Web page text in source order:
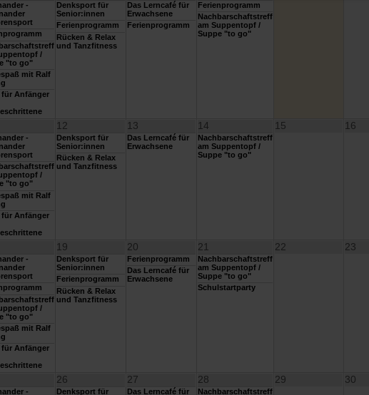
-
/
"to go"
mit Ralf
für Anfänger
Denksport für
Senior:innen
Ferienprogramm
Rücken & Relax
und Tanzfitness
Das Lerncafé für
Erwachsene
Ferienprogramm
Ferienprogramm
Nachbarschaftstreff
am Suppentopf /
Suppe "to go"
-
/
"to go"
mit Ralf
für Anfänger
12
Denksport für
Senior:innen
Rücken & Relax
und Tanzfitness
13
Das Lerncafé für
Erwachsene
14
Nachbarschaftstreff
am Suppentopf /
Suppe "to go"
15 16
-
/
"to go"
mit Ralf
für Anfänger
19
Denksport für
Senior:innen
Ferienprogramm
Rücken & Relax
und Tanzfitness
20
Ferienprogramm
Das Lerncafé für
Erwachsene
21
Nachbarschaftstreff
am Suppentopf /
Suppe "to go"
Schulstartparty
22 23
-
26
Denksport für
27
Das Lerncafé für
28
Nachbarschaftstreff
29 30